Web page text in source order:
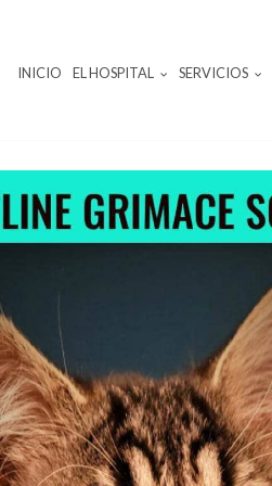
INICIO EL HOSPITAL SERVICIOS